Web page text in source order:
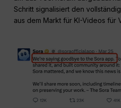
Schritt signalisiert den
aus dem Markt für KI-Videos für